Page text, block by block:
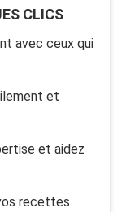
CLICS
avec ceux qui
et
et aidez
recettes